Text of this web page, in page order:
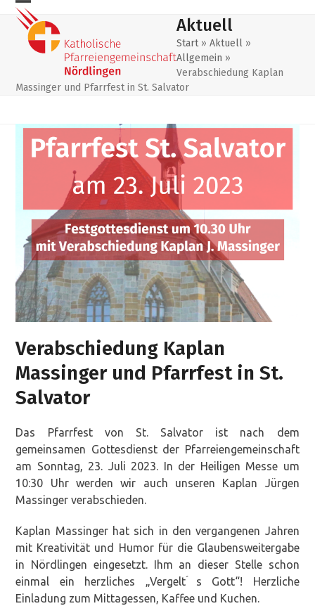
Skip
content
Mobiles
Menu
Mobiles
Menu
schließen
Aktuell
Start»Aktuell »
Allgemein »
Verabschiedung Kaplan
Massinger und Pfarrfest in St. Salvator
Verabschiedung Kaplan
Massinger und Pfarrfest in St.
Salvator
Das Pfarrfest von St. Salvator ist nach dem
gemeinsamen Gottesdienst der Pfarreiengemeinschaft
am Sonntag, 23. Juli 2023. In der Heiligen Messe um
10:30 Uhr werden wir auch unseren Kaplan Jürgen
Massinger verabschieden.
Kaplan Massinger hat sich in den vergangenen Jahren
mit Kreativität und Humor für die Glaubensweitergabe
in Nördlingen eingesetzt. Ihm an dieser Stelle schon
einmal ein herzliches „Vergelt ́s Gott“! Herzliche
Einladung zum Mittagessen, Kaffee und Kuchen.